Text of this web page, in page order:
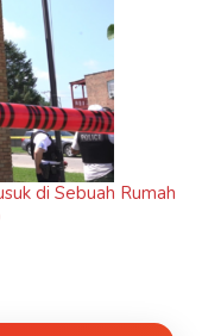
di Sebuah Rumah